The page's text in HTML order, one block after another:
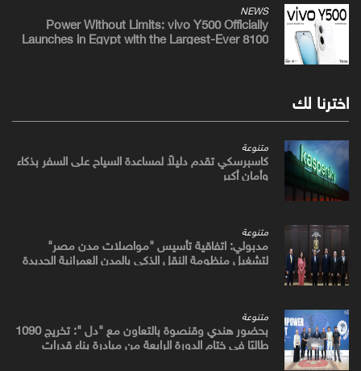
NEWS
Power Without Limits: vivo Y500 Officially
Launches in Egypt with the Largest-Ever 8100
اخترنا لك
متنوعة
كاسبرسكي تقدم دليلاً لمساعدة السياح على السفر بذكاء
وأمان أكبر
متنوعة
مدبولي: اتفاقية تأسيس "مواصلات مدن مصر"
لتشغيل منظومة النقل الذكي بالمدن العمرانية الجديدة
متنوعة
بحضور هندي وقنصوة بالتعاون مع "دل ": تخريج 1090
طالبًا في ختام الدورة الرابعة من مبادرة بناء قدرات